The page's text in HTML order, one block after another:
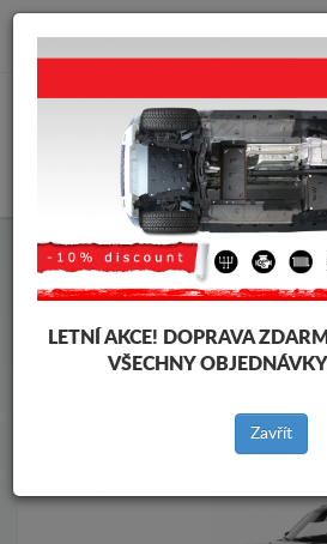
Kryt pod motor Mini Kryt pod
Značky vozidel
Zpět na
LETNÍ AKCE! DOPRAVA
VŠECHNY
Zavřít